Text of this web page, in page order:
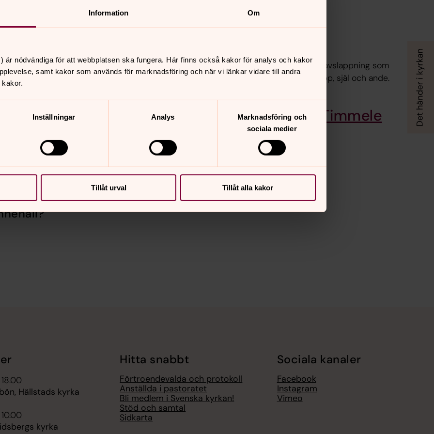
Information Om
är nödvändiga för att webbplatsen ska fungera. Här finns också kakor för analys och kakor
samt kakor som används för marknadsföring och när vi länkar vidare till andra
Inställningar Analys
Marknadsföring och
sociala medier
Tillåt urval Tillåt alla kakor
Timmele församlingshem
Lugna stretchövningar och avslappning som
stärker hela människan, kropp, själ och ande.
Vuxenkörer
passar dig?
Mötesplatser i Timmele
Hällstads kyrka
kyrka
Hitta snabbt
Förtroendevalda och protokoll
Anställda i pastoratet
Bli medlem i Svenska kyrkan!
Stöd och samtal
Sidkarta
Sociala kanaler
Facebook
Instagram
Vimeo